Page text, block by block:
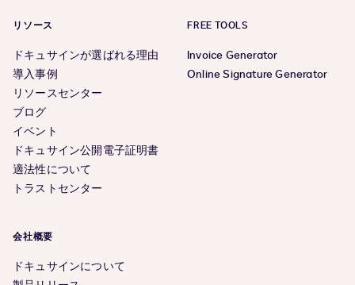
リソース
ドキュサインが選ばれる理由
導入事例
リソースセンター
ブログ
イベント
ドキュサイン公開電子証明書
適法性について
トラストセンター
FREE TOOLS
Invoice Generator
Online Signature Generator
会社概要
ドキュサインについて